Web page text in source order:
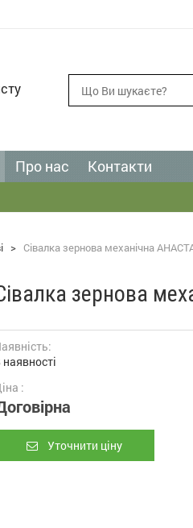
Про нас Контакти
> Сівалка зернова механічна
зернова
наявності
:
Уточнити ціну